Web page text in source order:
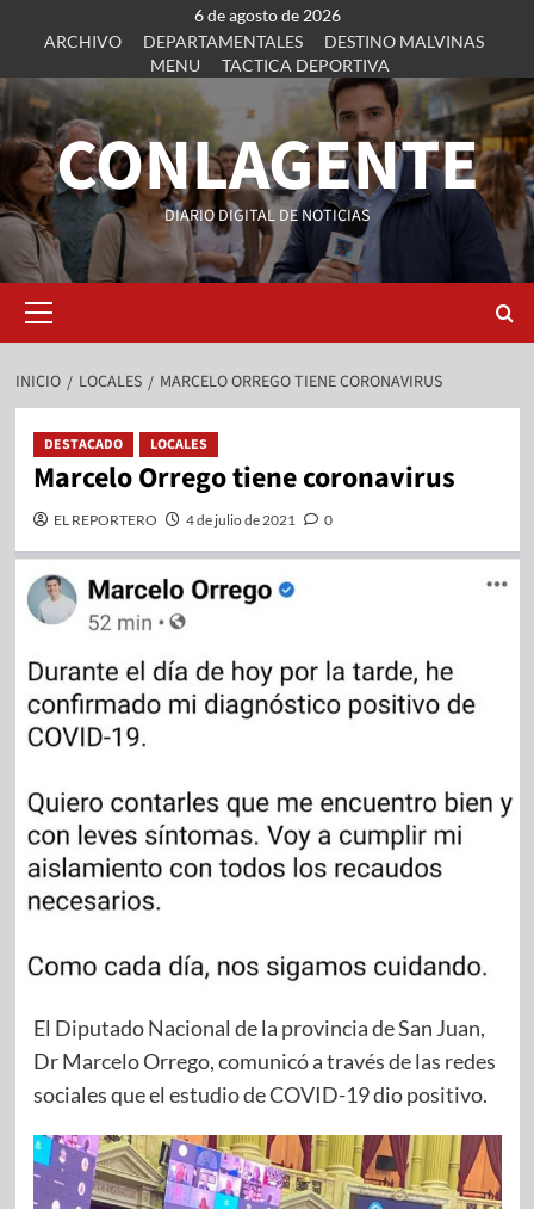
6 de agosto de 2026
ARCHIVO
DEPARTAMENTALES
DESTINO MALVINAS
MENU
TACTICA DEPORTIVA
CONLAGENTE
DIARIO DIGITAL DE NOTICIAS
INICIO LOCALES MARCELO ORREGO TIENE CORONAVIRUS
DESTACADO LOCALES
Marcelo Orrego tiene coronavirus
EL REPORTERO 4 de julio de 2021 0
El Diputado Nacional de la provincia de San Juan,
Dr Marcelo Orrego, comunicó a través de las redes
sociales que el estudio de COVID-19 dio positivo.